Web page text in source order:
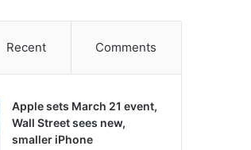
Recent Comments
Apple sets March 21 event,
Wall Street sees new,
smaller iPhone